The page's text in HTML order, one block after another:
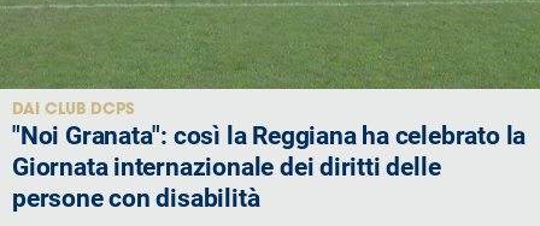
DAI CLUB DCPS
"Noi Granata": così la Reggiana ha celebrato la
Giornata internazionale dei diritti delle
persone con disabilità